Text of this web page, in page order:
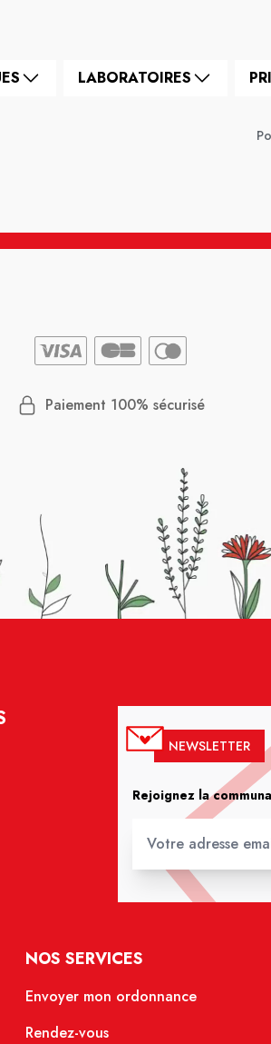
LABORATOIRES
Paiement 100% sécurisé
NEWSLETTER
Rejoignez la
NOS SERVICES
Envoyer mon ordonnance
Rendez-vous